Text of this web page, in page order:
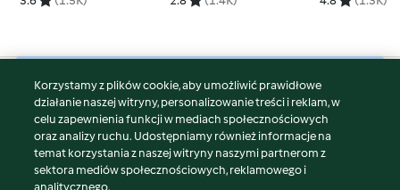
© Copyright 2026
Warunki korzystania
Polityka prywatności
Disclaimer
Korzystamy z plików cookie, aby umożliwić prawidłowe
działanie naszej witryny, personalizowanie treści i reklam, w
celu zapewnienia funkcji w mediach społecznościowych
oraz analizy ruchu. Udostępniamy również informacje na
temat korzystania z naszej witryny naszymi partnerom z
sektora mediów społecznościowych, reklamowego i
analitycznego.